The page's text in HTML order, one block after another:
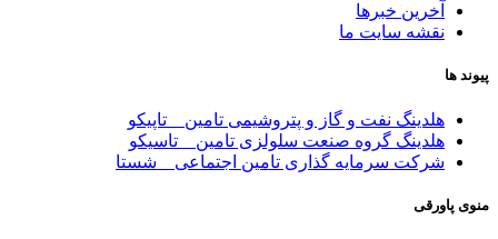
آخرین خبرها
نقشه سایت ما
پیوند ها
هلدینگ نفت و گاز و پتروشیمی تامین _ تاپیکو
هلدینگ گروه صنعت سلولزی تامین _ تاسیکو
شرکت سرمایه گذاری تامین اجتماعی _ شستا
منوی پاورقی